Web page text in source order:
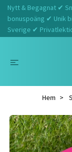
Nytt & Begagnat ✔
bonuspoäng ✔ Unik
Sverige ✔
Hem